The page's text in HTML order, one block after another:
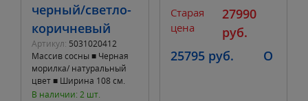
черный/светло-
коричневый
Артикул: 5031020412
Массив сосны ■ Черная
морилка/ натуральный
цвет ■ Ширина 108 см.
Глубина 50 см. Высота
В наличии: 2 шт.
Старая
цена
27990
руб.
25795 руб.
O